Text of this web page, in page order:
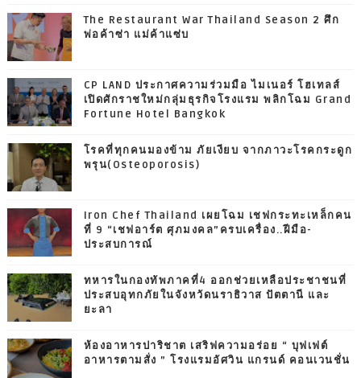
The Restaurant War Thailand Season 2 ศึก
พ่อค้าซ่า แม่ค้าแซ่บ
CP LAND ประกาศความร่วมมือ ไมเนอร์ โฮเทลส์
เปิดศักราชใหม่กลุ่มธุรกิจโรงแรม พลิกโฉม Grand
Fortune Hotel Bangkok
โรคที่ทุกคนมองข้าม ภัยเงียบ จากภาวะโรคกระดูก
พรุน(Osteoporosis)
Iron Chef Thailand เผยโฉม เชฟกระทะเหล็กคน
ที่ 9 “เชฟอาร์ต ศุภมงคล”ครบเครื่อง..ฝีมือ-
ประสบการณ์
ทหารในกองทัพภาคที่4 ออกช่วยเหลือประชาชนที่
ประสบอุทกภัยในจังหวัดนราธิวาส ปัตตานี และ
ยะลา
ห้องอาหารปาริชาต เสริฟความอร่อย “ บุฟเฟต์
อาหารตามสั่ง ” โรงแรมอัศวิน แกรนด์ คอนเวนชั่น